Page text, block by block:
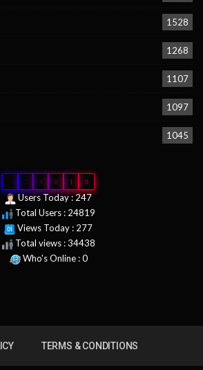
1528
1268
1107
1097
1045
2 4 8 1 9
Users Today : 247
Total Users : 24819
Views Today : 277
Total views : 34438
Who's Online : 0
TERMS & CONDITIONS